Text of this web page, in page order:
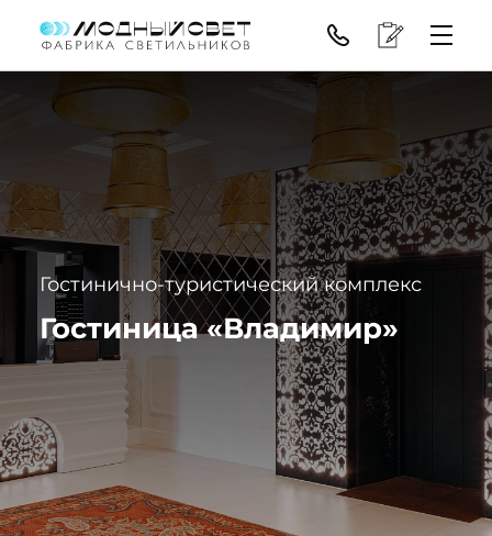
Гостинично-туристический комплекс
Гостиница «Владимир»